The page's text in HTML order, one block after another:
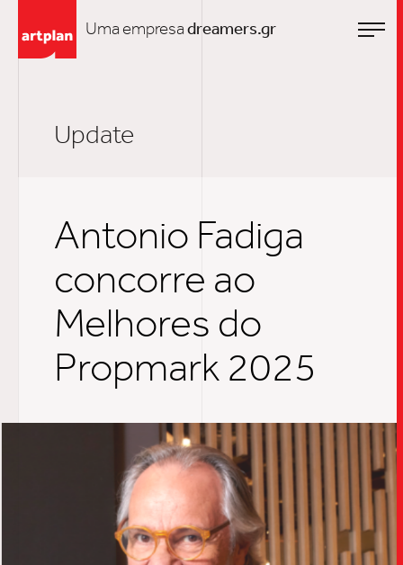
Uma empresadreamers.gr
Update
Antonio Fadiga
concorre ao
Melhores do
Propmark 2025